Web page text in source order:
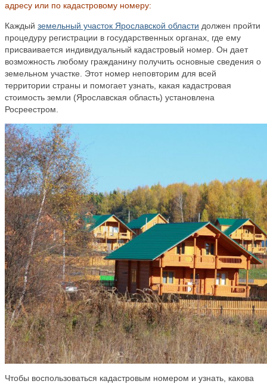
адресу или по кадастровому номеру:
Каждый земельный участок Ярославской области должен пройти
процедуру регистрации в государственных органах, где ему
присваивается индивидуальный кадастровый номер. Он дает
возможность любому гражданину получить основные сведения о
земельном участке. Этот номер неповторим для всей
территории страны и помогает узнать, какая кадастровая
стоимость земли (Ярославская область) установлена
Росреестром.
Чтобы воспользоваться кадастровым номером и узнать, какова